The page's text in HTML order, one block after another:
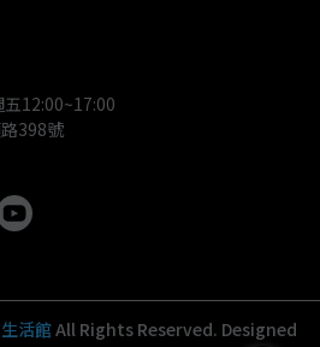
12:00~17:00
398號
活館All Rights Reserved. Designed